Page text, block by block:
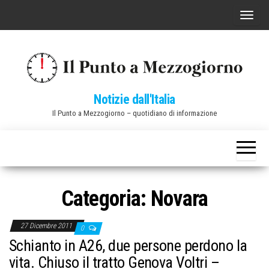
C
a
v
i
Notizie dall'Italia
Il Punto a Mezzogiorno – quotidiano di informazione
Categoria: Novara
27 Dicembre 2011 0
Schianto in A26, due persone perdono la
vita. Chiuso il tratto Genova Voltri –